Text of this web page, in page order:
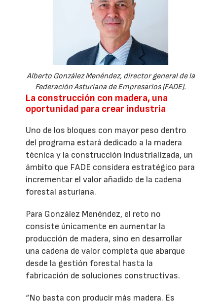
Alberto González Menéndez, director general de la
Federación Asturiana de Empresarios (FADE).
La construcción con madera, una
oportunidad para crear industria
Uno de los bloques con mayor peso dentro
del programa estará dedicado a la madera
técnica y la construcción industrializada, un
ámbito que FADE considera estratégico para
incrementar el valor añadido de la cadena
forestal asturiana.
Para González Menéndez, el reto no
consiste únicamente en aumentar la
producción de madera, sino en desarrollar
una cadena de valor completa que abarque
desde la gestión forestal hasta la
fabricación de soluciones constructivas.
“No basta con producir más madera. Es